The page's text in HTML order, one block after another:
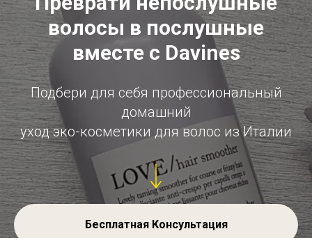
волосы в послушные
вместе с Davines
Подбери для себя профессиональный
домашний
уход эко-косметики для волос из Италии
Бесплатная Консультация